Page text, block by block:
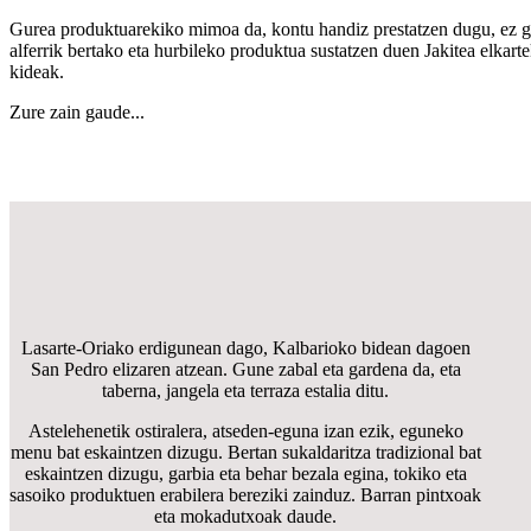
Gurea produktuarekiko mimoa da, kontu handiz prestatzen dugu, ez
alferrik bertako eta hurbileko produktua sustatzen duen Jakitea
kideak.
Zure zain gaude...
Lasarte-Oriako erdigunean dago, Kalbarioko bidean dagoen
San Pedro elizaren atzean. Gune zabal eta gardena da, eta
taberna, jangela eta terraza estalia ditu.
Astelehenetik ostiralera, atseden-eguna izan ezik, eguneko
menu bat eskaintzen dizugu. Bertan sukaldaritza tradizional bat
eskaintzen dizugu, garbia eta behar bezala egina, tokiko eta
sasoiko produktuen erabilera bereziki zainduz. Barran pintxoak
eta mokadutxoak daude.